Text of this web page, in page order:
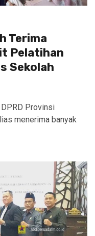
Terima
Pelatihan
Sekolah
Provinsi
menerima banyak